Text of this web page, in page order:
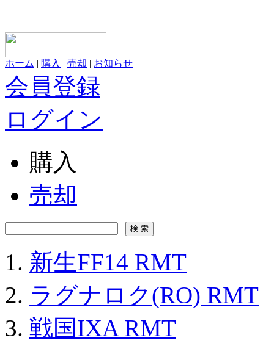
ホーム | 購入 | 売却 | お知らせ
会員登録
ログイン
購入
売却
新生FF14 RMT
ラグナロク(RO) RMT
戦国IXA RMT